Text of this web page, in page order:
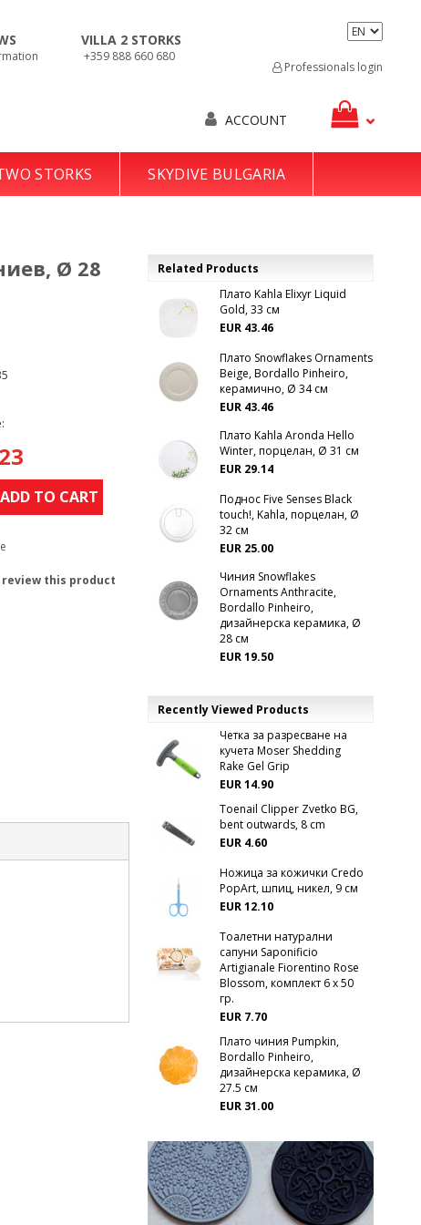
VILLA 2 STORKS
+359 888 660 680
Professionals login
ACCOUNT
STORKS SKYDIVE BULGARIA
Ø 28
ADD TO CART
this product
Related Products
Плато Kahla Elixyr Liquid
Gold, 33 см
EUR 43.46
Плато Snowflakes Ornaments
Beige, Bordallo Pinheiro,
керамично, Ø 34 см
EUR 43.46
Плато Kahla Aronda Hello
Winter, порцелан, Ø 31 см
EUR 29.14
Поднос Five Senses Black
touch!, Kahla, порцелан, Ø
32 см
EUR 25.00
Чиния Snowflakes
Ornaments Anthracite,
Bordallo Pinheiro,
дизайнерска керамика, Ø
28 см
EUR 19.50
Recently Viewed Products
Четка за разресване на
кучета Moser Shedding
Rake Gel Grip
EUR 14.90
Toenail Clipper Zvetko BG,
bent outwards, 8 cm
EUR 4.60
Ножица за кожички Credo
PopArt, шпиц, никел, 9 см
EUR 12.10
Тоалетни натурални
сапуни Saponificio
Artigianale Fiorentino Rose
Blossom, комплект 6 x 50
гр.
EUR 7.70
Плато чиния Pumpkin,
Bordallo Pinheiro,
дизайнерска керамика, Ø
27.5 см
EUR 31.00